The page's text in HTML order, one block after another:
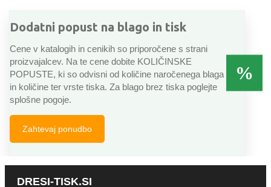
Dodatni popust na blago in tisk
Cene v katalogih in cenikih so priporočene s strani
proizvajalcev. Na te cene dobite KOLIČINSKE
POPUSTE, ki so odvisni od količine naročenega blaga
in količine ter vrste tiska. Za blago brez tiska poglejte
splošne pogoje.
Zahtevaj ponudbo
DRESI-TISK.SI